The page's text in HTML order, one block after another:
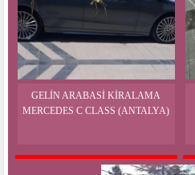
GELIN ARABASI KIRALAMA
MERCEDES C CLASS (ANTALYA)